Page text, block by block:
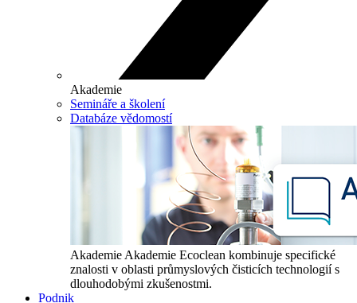
Akademie
Semináře a školení
Databáze vědomostí
Akademie Akademie Ecoclean kombinuje specifické
znalosti v oblasti průmyslových čisticích technologií s
dlouhodobými zkušenostmi.
Podnik